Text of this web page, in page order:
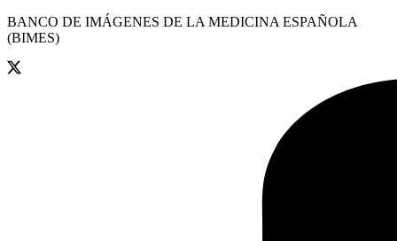
BANCO DE IMÁGENES DE LA MEDICINA ESPAÑOLA
(BIMES)